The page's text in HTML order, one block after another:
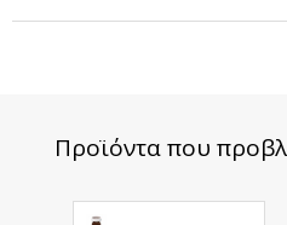
Προϊόντα που